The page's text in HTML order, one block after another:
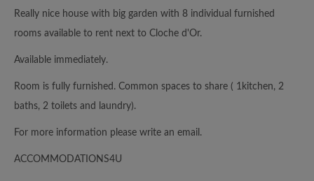
Really nice house with big garden with 8 individual furnished
rooms available to rent next to Cloche d'Or.
Available immediately.
Room is fully furnished. Common spaces to share ( 1kitchen, 2
baths, 2 toilets and laundry).
For more information please write an email.
ACCOMMODATIONS4U